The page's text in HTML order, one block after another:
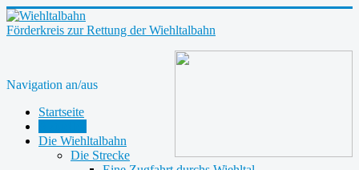
Förderkreis zur Rettung der Wiehltalbahn
Navigation an/aus
Startseite
Die Wiehltalbahn
Die Strecke